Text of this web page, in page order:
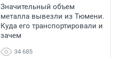
Значительный объем
металла вывезли из Тюмени.
Куда его транспортировали и
зачем
34 685